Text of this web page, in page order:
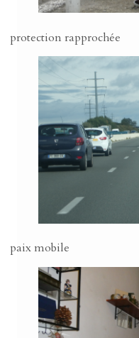
protection rapprochée
paix mobile